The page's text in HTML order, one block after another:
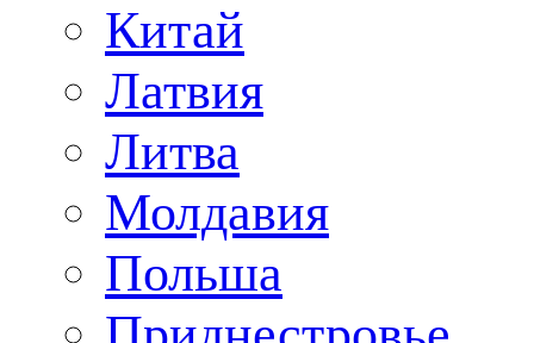
Китай
Латвия
Литва
Молдавия
Польша